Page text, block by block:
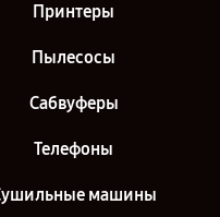
Принтеры
Пылесосы
Сабвуферы
Телефоны
машины